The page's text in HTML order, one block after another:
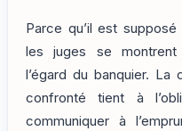
Parce qu’il est
les juges se montrent
l’égard du banquier.
confronté tient à
communiquer à